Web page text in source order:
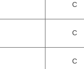
C
C
C